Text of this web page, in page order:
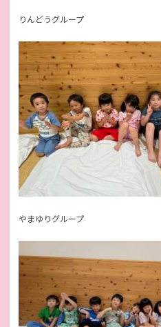
りんどうグループ
やまゆりグループ